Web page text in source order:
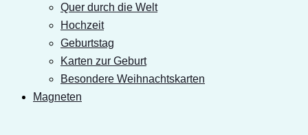
Quer durch die Welt
Hochzeit
Geburtstag
Karten zur Geburt
Besondere Weihnachtskarten
Magneten